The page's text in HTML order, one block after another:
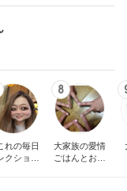
れの毎日
クション
8
大家族の愛情
ごはんとお弁